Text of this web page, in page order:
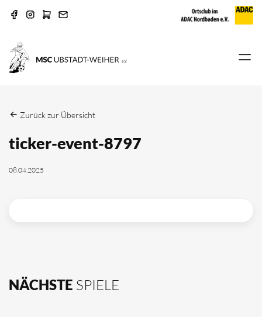
Zurück zur Übersicht
ticker-event-8797
08.04.2025
NÄCHSTE SPIELE